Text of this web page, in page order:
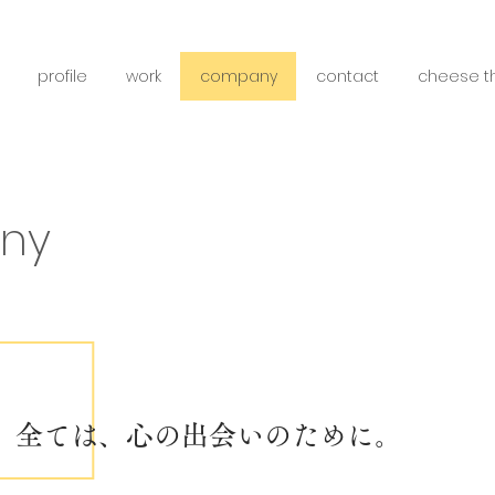
profile work company contact cheese
全ては、心の出会いのために。